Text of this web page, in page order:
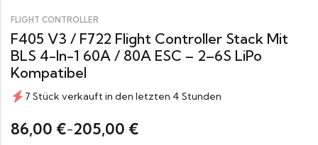
FLIGHT CONTROLLER
F405 V3 / F722 Flight Controller Stack Mit
BLS 4-In-1 60A / 80A ESC – 2–6S LiPo
Kompatibel
7 Stück verkauft in den letzten 4 Stunden
86,00 €–205,00 €